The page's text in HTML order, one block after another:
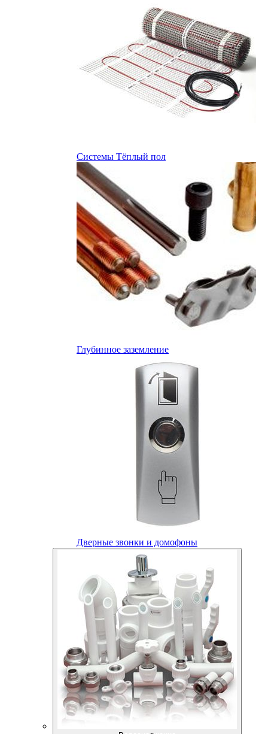
Системы Тёплый пол
Глубинное заземление
Дверные звонки и домофоны